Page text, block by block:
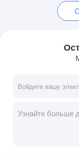
Теплостойкая
Клейкая